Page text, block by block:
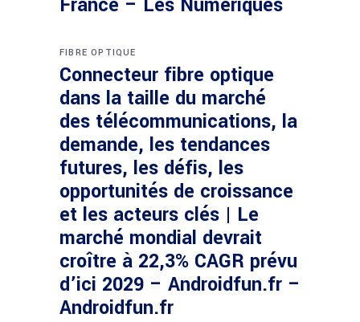
FIBRE OPTIQUE
Connecteur fibre optique
dans la taille du marché
des télécommunications, la
demande, les tendances
futures, les défis, les
opportunités de croissance
et les acteurs clés | Le
marché mondial devrait
croître à 22,3% CAGR prévu
d’ici 2029 – Androidfun.fr –
Androidfun.fr